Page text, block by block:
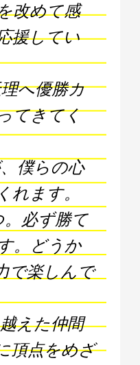
改めて感
援してい
へ優勝カ
てきてく
僕らの心
れます。
。必ず勝て
。どうか
で楽しんで
えた仲間
頂点をめざ